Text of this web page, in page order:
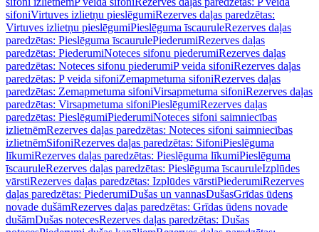
sifoniVirtuves izlietņu pieslēgumiRezerves daļas paredzētas:
Virtuves izlietņu pieslēgumiPieslēguma īscauruleRezerves daļas
paredzētas: Pieslēguma īscaurulePiederumiRezerves daļas
paredzētas: PiederumiNoteces sifonu piederumiRezerves daļas
paredzētas: Noteces sifonu piederumiP veida sifoniRezerves daļas
paredzētas: P veida sifoniZemapmetuma sifoniRezerves daļas
paredzētas: Zemapmetuma sifoniVirsapmetuma sifoniRezerves daļas
paredzētas: Virsapmetuma sifoniPieslēgumiRezerves daļas
paredzētas: PieslēgumiPiederumiNoteces sifoni saimniecības
izlietnēmRezerves daļas paredzētas: Noteces sifoni saimniecības
izlietnēmSifoniRezerves daļas paredzētas: SifoniPieslēguma
līkumiRezerves daļas paredzētas: Pieslēguma līkumiPieslēguma
īscauruleRezerves daļas paredzētas: Pieslēguma īscauruleIzplūdes
vārstiRezerves daļas paredzētas: Izplūdes vārstiPiederumiRezerves
daļas paredzētas: PiederumiDušas un vannasDušasGrīdas ūdens
novade dušāmRezerves daļas paredzētas: Grīdas ūdens novade
dušāmDušas notecesRezerves daļas paredzētas: Dušas